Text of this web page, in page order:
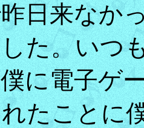
日来なか
た。いつ
に電子ゲ
たことに